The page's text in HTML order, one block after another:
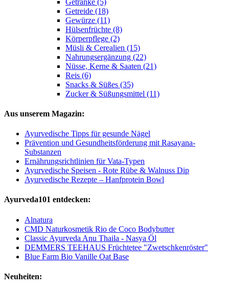
Getreide (18)
Gewürze (11)
Hülsenfrüchte (8)
Körperpflege (2)
Müsli & Cerealien (15)
Nahrungsergänzung (22)
Nüsse, Kerne & Saaten (21)
Reis (6)
Snacks & Süßes (35)
Zucker & Süßungsmittel (11)
Aus unserem Magazin:
Ayurvedische Tipps für gesunde Nägel
Prävention und Gesundheitsförderung mit Rasayana-
Substanzen
Ernährungsrichtlinien für Vata-Typen
Ayurvedische Speisen - Rote Rübe & Walnuss Dip
Ayurvedische Rezepte – Hanfprotein Bowl
Ayurveda101 entdecken:
Alnatura
CMD Naturkosmetik Rio de Coco Bodybutter
Classic Ayurveda Anu Thaila - Nasya Öl
DEMMERS TEEHAUS Früchtetee "Zwetschkenröster"
Blue Farm Bio Vanille Oat Base
Neuheiten: